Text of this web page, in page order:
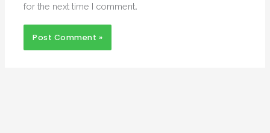
for the next time I comment.